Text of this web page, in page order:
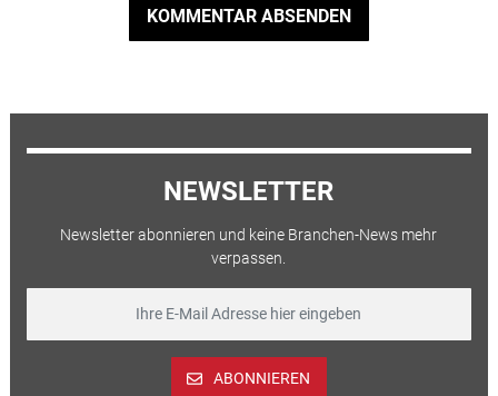
KOMMENTAR ABSENDEN
NEWSLETTER
Newsletter abonnieren und keine Branchen-News mehr
verpassen.
ABONNIEREN